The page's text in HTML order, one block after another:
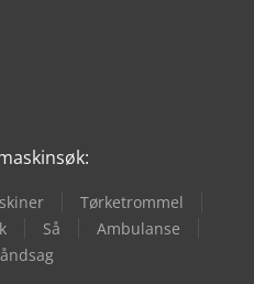
Tørketrommel
Så
Ambulanse